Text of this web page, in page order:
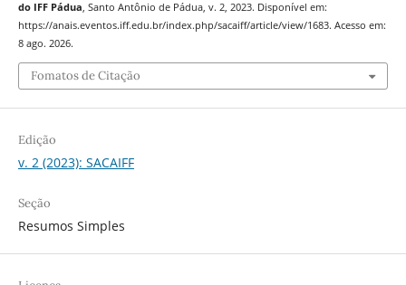
do IFF Pádua, Santo Antônio de Pádua, v. 2, 2023. Disponível em:
https://anais.eventos.iff.edu.br/index.php/sacaiff/article/view/1683. Acesso em:
8 ago. 2026.
Fomatos de Citação
Edição
v. 2 (2023): SACAIFF
Seção
Resumos Simples